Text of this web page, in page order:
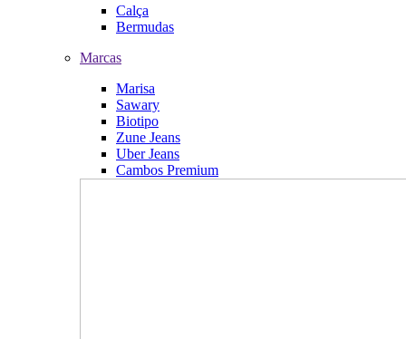
Calça
Bermudas
Marcas
Marisa
Sawary
Biotipo
Zune Jeans
Uber Jeans
Cambos Premium